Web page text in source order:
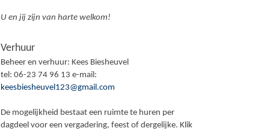
U en jij zijn van harte welkom!
Verhuur
Beheer en verhuur: Kees Biesheuvel
tel: 06-23 74 96 13 e-mail:
keesbiesheuvel123@gmail.com
De mogelijkheid bestaat een ruimte te huren per
dagdeel voor een vergadering, feest of dergelijke. Klik